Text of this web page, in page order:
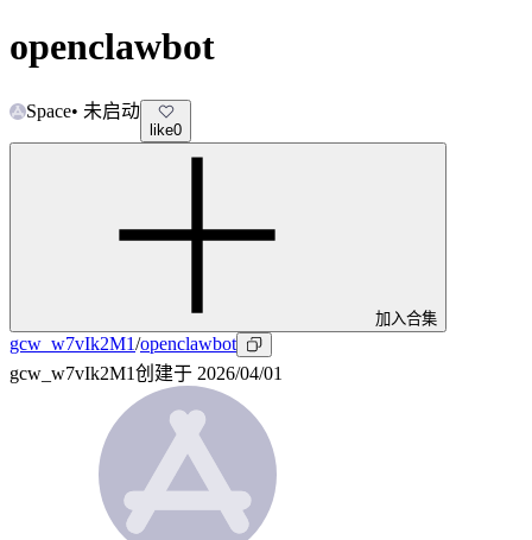
openclawbot
Space• 未启动
like0
加入合集
gcw_w7vIk2M1/openclawbot
gcw_w7vIk2M1创建于 2026/04/01